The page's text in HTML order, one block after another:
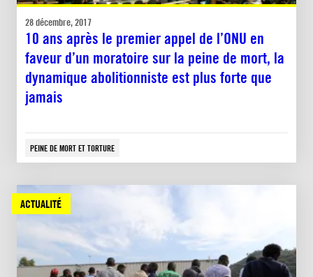
28 décembre, 2017
10 ans après le premier appel de l’ONU en
faveur d’un moratoire sur la peine de mort, la
dynamique abolitionniste est plus forte que
jamais
PEINE DE MORT ET TORTURE
ACTUALITÉ